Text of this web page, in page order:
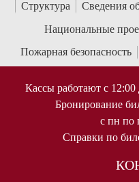
Структура
Сведения
Национальные
Пожарная безопасность
Кассы работают с
Бронирование
с пн по
Справки по